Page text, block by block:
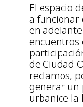
El espacio
a funcionar
en
encuentros
de Ciudad
reclamos,
generar un
urbanice la